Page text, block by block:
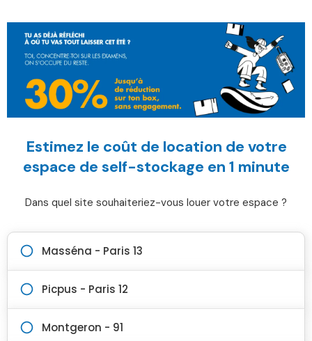
Estimez le coût de location de votre
espace de self-stockage en 1 minute
Dans quel site souhaiteriez-vous louer votre espace ?
Masséna - Paris 13
Picpus - Paris 12
Montgeron - 91